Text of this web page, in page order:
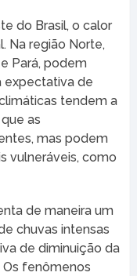
do Brasil, o calor
Na região Norte,
Pará, podem
expectativa de
tendem a
as
mas podem
vulneráveis, como
de maneira um
chuvas intensas
de diminuição da
fenômenos